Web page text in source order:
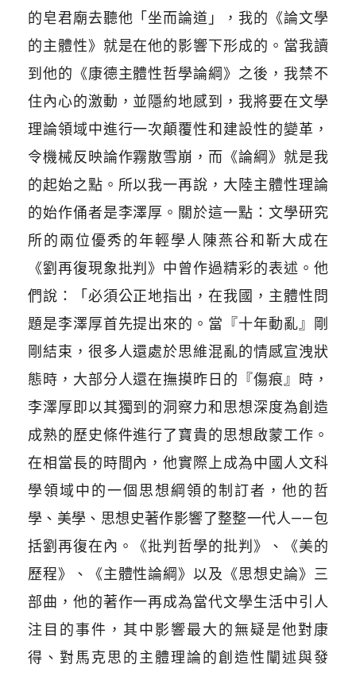
的皂君廟去聽他「坐而論道」，我的《論文學
的主體性》就是在他的影響下形成的。當我讀
到他的《康德主體性哲學論綱》之後，我禁不
住內心的激動，並隱約地感到，我將要在文學
理論領域中進行一次顛覆性和建設性的變革，
令機械反映論作霧散雪崩，而《論綱》就是我
的起始之點。所以我一再說，大陸主體性理論
的始作俑者是李澤厚。關於這一點：文學研究
所的兩位優秀的年輕學人陳燕谷和靳大成在
《劉再復現象批判》中曾作過精彩的表述。他
們說：「必須公正地指出，在我國，主體性問
題是李澤厚首先提出來的。當『十年動亂』剛
剛結束，很多人還處於思維混亂的情感宣洩狀
態時，大部分人還在撫摸昨日的『傷痕』時，
李澤厚即以其獨到的洞察力和思想深度為創造
成熟的歷史條件進行了寶貴的思想啟蒙工作。
在相當長的時間內，他實際上成為中國人文科
學領域中的一個思想綱領的制訂者，他的哲
學、美學、思想史著作影響了整整一代人——包
括劉再復在內。《批判哲學的批判》、《美的
歷程》、《主體性論綱》以及《思想史論》三
部曲，他的著作一再成為當代文學生活中引人
注目的事件，其中影響最大的無疑是他對康
得、對馬克思的主體理論的創造性闡述與發